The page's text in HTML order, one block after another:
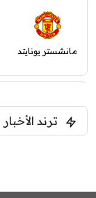
مانشستر يونايتد
فرينتسفاروشي
ترند الأخبار